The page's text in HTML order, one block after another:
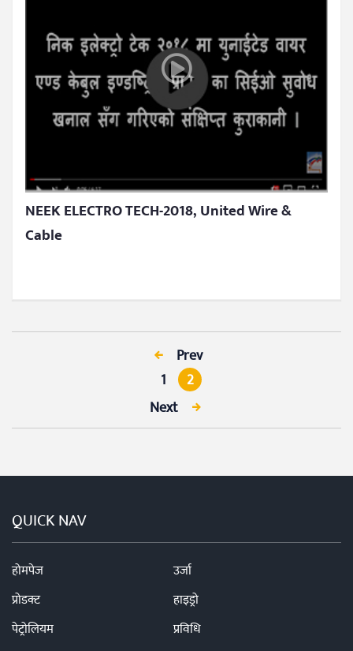
NEEK ELECTRO TECH-2018, United Wire &
Cable
Prev
1
2
Next
QUICK NAV
होमपेज
उर्जा
प्रोडक्ट
हाइड्रो
पेट्रोलियम
प्रविधि